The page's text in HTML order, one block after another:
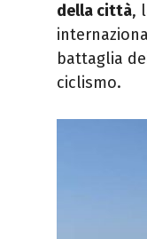
della città,
battaglia
ciclismo.